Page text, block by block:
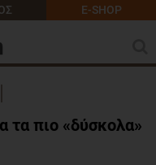
E-SHOP
τα πιο «δύσκολα»